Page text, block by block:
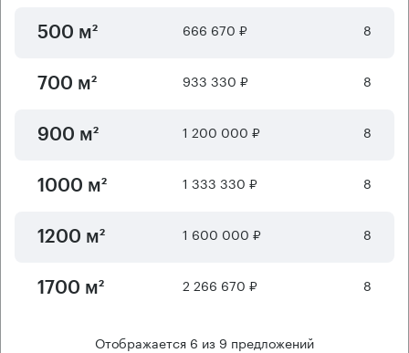
500 м² 666 670 ₽ 8
700 м² 933 330 ₽ 8
900 м² 1 200 000 ₽ 8
1000 м² 1 333 330 ₽ 8
1200 м² 1 600 000 ₽ 8
1700 м² 2 266 670 ₽ 8
Отображается 6 из 9 предложений